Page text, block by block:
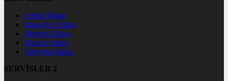
Futbol İddaa
Basketbol İddaa
Hentbol İddaa
Bilardo İddaa
Voleybol İddaa
SERVİSLER 2